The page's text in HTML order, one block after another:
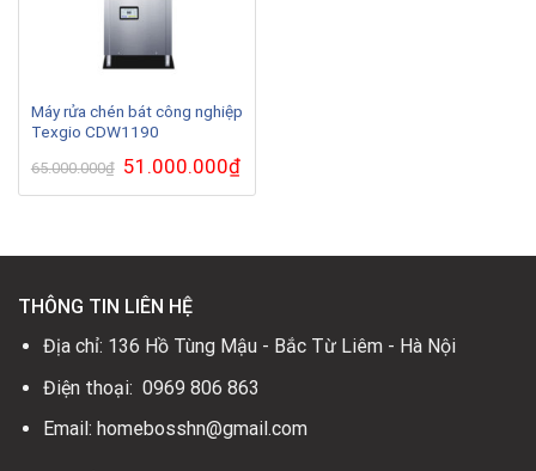
Máy rửa chén bát công nghiệp
Texgio CDW1190
65.000.000₫ Giá
gốc
là:
51.000.000₫Giá
hiện
tại
THÔNG TIN LIÊN HỆ
Địa chỉ: 136 Hồ Tùng Mậu - Bắc Từ Liêm - Hà Nội
Điện thoại: 0969 806 863
Email: homebosshn@gmail.com